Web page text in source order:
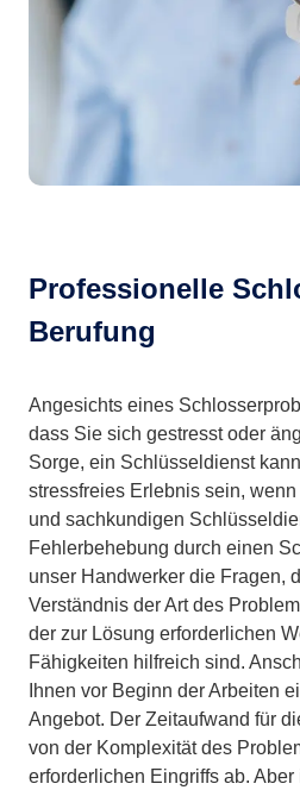
Professionelle
Berufung
Angesichts eines
dass Sie sich gestresst oder
Sorge, ein Schlüsseldienst
stressfreies Erlebnis sein,
und sachkundigen
Fehlerbehebung durch einen
unser Handwerker die Fragen,
Verständnis der Art des
der zur Lösung erforderlichen
Fähigkeiten hilfreich sind.
Ihnen vor Beginn der Arbeiten
Angebot. Der Zeitaufwand für
von der Komplexität des
erforderlichen Eingriffs ab.